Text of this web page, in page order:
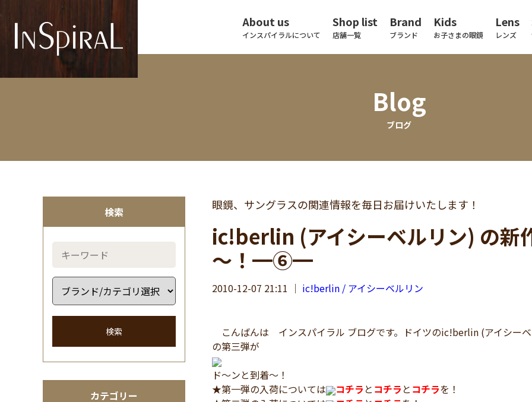
About us
インスパイラルについて
Shop list
店舗一覧
Brand
ブランド
Kids
お子さまの眼鏡
Lens
レンズ
Blog
ブログ
検索
検索
カテゴリー
眼鏡、サングラスの関連情報を毎日お届けいたします！
ic!berlin (アイシーベルリン) の新
～！━⑥━
2010-12-07 21:11 ｜ ic!berlin / アイシーベルリン
こんばんは インスパイラル ブログです。ドイツのic!berlin (アイシー
の第三弾が
ド～ンと到着～！
★第一弾の入荷については
コチラと コチラと コチラを！